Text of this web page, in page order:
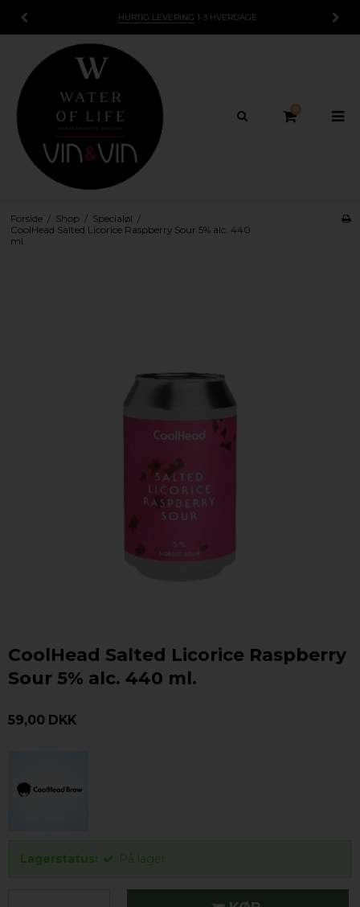
HURTIG LEVERING1-3 HVERDAGE
0
Forside / Shop / Specialøl /
CoolHead Salted Licorice Raspberry Sour 5% alc. 440
ml.
CoolHead Salted Licorice Raspberry
Sour 5% alc. 440 ml.
59,00 DKK
Lagerstatus: På lager